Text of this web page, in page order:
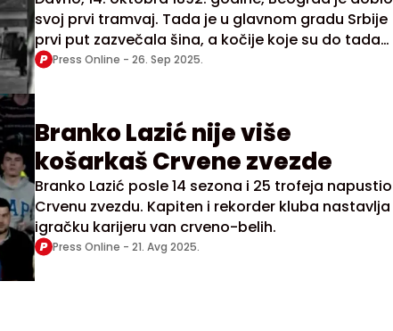
svoj prvi tramvaj. Tada je u glavnom gradu Srbije
prvi put zazvečala šina, a kočije koje su do tada
vukli konji počele su da se povlače pred novim
Press Online - 26. Sep 2025.
Branko Lazić nije više
košarkaš Crvene zvezde
Branko Lazić posle 14 sezona i 25 trofeja napustio
Crvenu zvezdu. Kapiten i rekorder kluba nastavlja
igračku karijeru van crveno-belih.
Press Online - 21. Avg 2025.